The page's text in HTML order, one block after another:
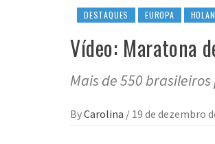
DESTAQUES EUROPA
Vídeo: Maratona
Mais de 550
ByCarolina / 19 de dezembro